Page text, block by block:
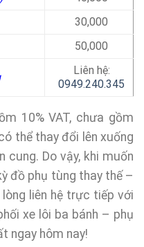
30,000
50,000
Liên hệ:
0949.240.345
10% VAT, chưa gồm
thể thay đổi lên xuống
cung. Do vậy, khi muốn
đồ phụ tùng thay thế –
liên hệ trực tiếp với
xe lôi ba bánh – phụ
ngay hôm nay!